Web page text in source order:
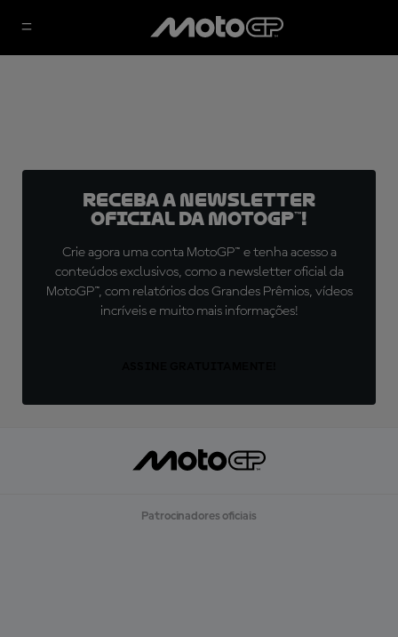
Receba a newsletter
oficial da MotoGP™!
Crie agora uma conta MotoGP™ e tenha acesso a
conteúdos exclusivos, como a newsletter oficial da
MotoGP™, com relatórios dos Grandes Prêmios, vídeos
incríveis e muito mais informações!
Patrocinadores oficiais